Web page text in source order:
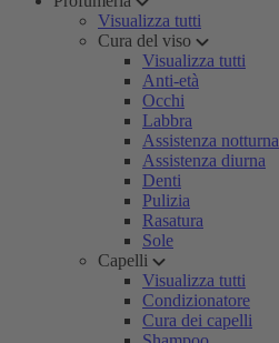
Visualizza tutti
Cura del viso
Visualizza tutti
Anti-età
Occhi
Labbra
Assistenza notturna
Assistenza diurna
Denti
Pulizia
Rasatura
Sole
Capelli
Visualizza tutti
Condizionatore
Cura dei capelli